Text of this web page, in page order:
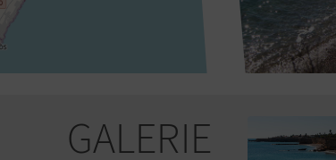
GALERIE